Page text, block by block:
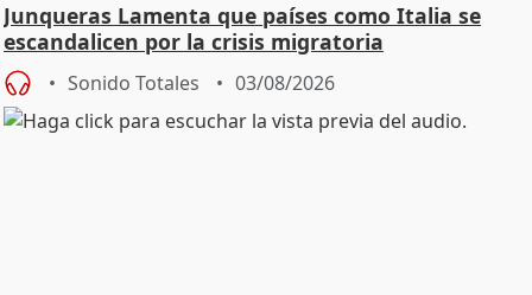
Junqueras Lamenta que países como Italia se
escandalicen por la crisis migratoria
Sonido Totales 03/08/2026